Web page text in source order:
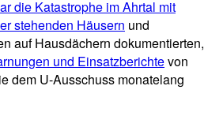
die Katastrophe im Ahrtal mit
stehenden Häusern und
auf Hausdächern dokumentierten,
und Einsatzberichtevon
dem U-Ausschuss monatelang